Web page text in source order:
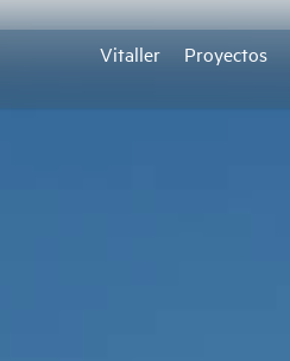
Vitaller Proyectos